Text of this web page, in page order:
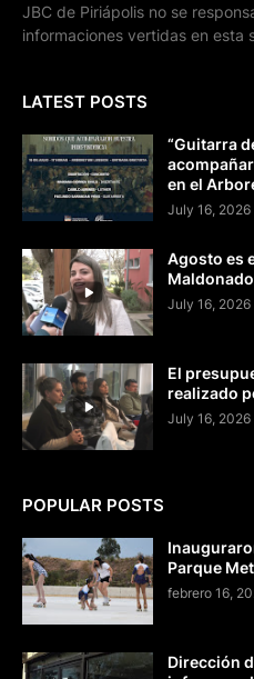
JBC de Piriápolis no se
informaciones vertidas en esta
LATEST POSTS
“Guitarra
en el
July 16, 2026
Agosto es
Maldonado
July 16, 2026
El
realizado
July 16, 2026
POPULAR POSTS
Parque
febrero 16,
Dirección